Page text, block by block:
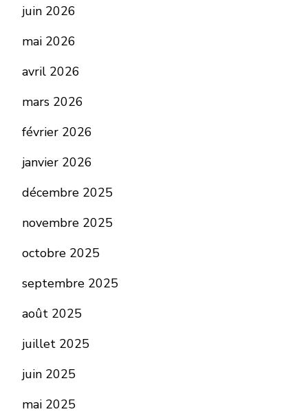
juin 2026
mai 2026
avril 2026
mars 2026
février 2026
janvier 2026
décembre 2025
novembre 2025
octobre 2025
septembre 2025
août 2025
juillet 2025
juin 2025
mai 2025